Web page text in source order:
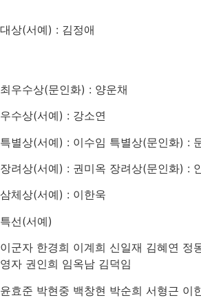
대상(서예) : 김정애
최우수상(문인화) : 양운채
우수상(서예) : 강소연
특별상(서예) : 이수임 특별상(문인화) :
장려상(서예) : 권미옥 장려상(문인화) :
삼체상(서예) : 이한욱
특선(서예)
이군자 한경희 이계희 신일재 김혜연 정
영자 권인희 임옥남 김덕임
윤효준 박현중 백창현 박순희 서형근 이